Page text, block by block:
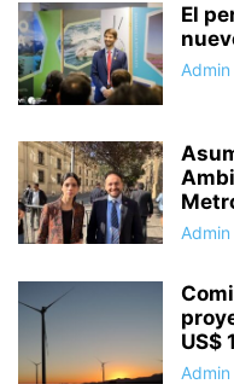
El
Admin
Admin
US$
Admin